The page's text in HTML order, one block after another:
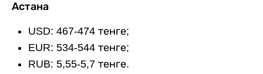
Астана
USD: 467-474 тенге;
EUR: 534-544 тенге;
RUB: 5,55-5,7 тенге.